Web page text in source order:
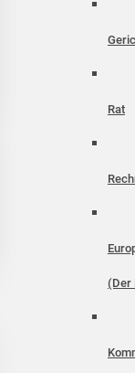
Rat
(Der